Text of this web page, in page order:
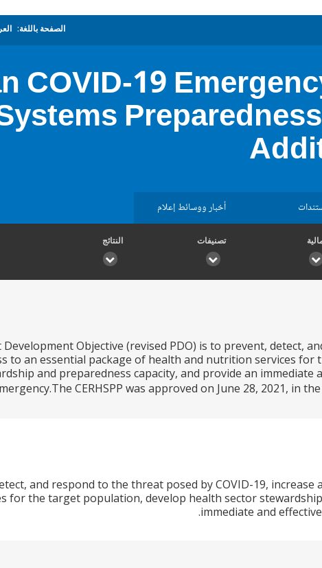
الصفحة باللغة:
COVID-19
أخبار ووسائط إعلام
تصنيفات النتائج
Development Objective (revised PDO) is to prevent, detect,
to an essential package of health and nutrition services
and preparedness capacity, and provide an
CERHSPP was approved on June 28, 2021, in
and respond to the threat posed by COVID-19, increase
for the target population, develop health sector
immediate and